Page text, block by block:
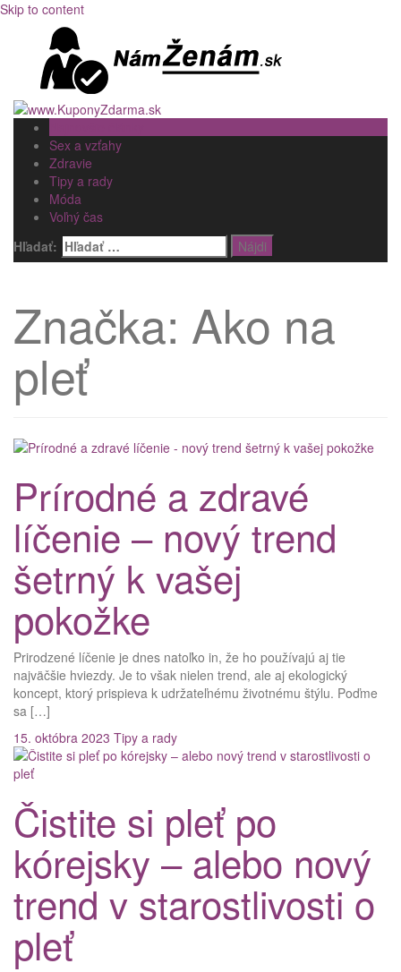
Skip to content
Sex a vzťahy
Zdravie
Tipy a rady
Móda
Voľný čas
Hľadať:
Značka: Ako na
pleť
Prírodné a zdravé
líčenie – nový trend
šetrný k vašej
pokožke
Prirodzené líčenie je dnes natoľko in, že ho používajú aj tie
najväčšie hviezdy. Je to však nielen trend, ale aj ekologický
koncept, ktorý prispieva k udržateľnému životnému štýlu. Poďme
sa […]
15. októbra 2023 Tipy a rady
Čistite si pleť po
kórejsky – alebo nový
trend v starostlivosti o
pleť